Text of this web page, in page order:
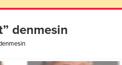
denmesin